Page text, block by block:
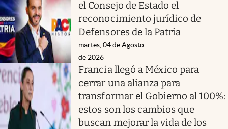
el Consejo de Estado el
reconocimiento jurídico de
Defensores de la Patria
martes, 04 de Agosto
de 2026
Francia llegó a México para
cerrar una alianza para
transformar el Gobierno al 100%:
estos son los cambios que
buscan mejorar la vida de los